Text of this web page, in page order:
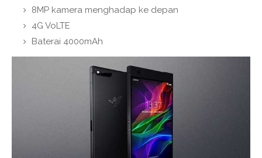
8MP kamera menghadap ke depan
4G VoLTE
Baterai 4000mAh